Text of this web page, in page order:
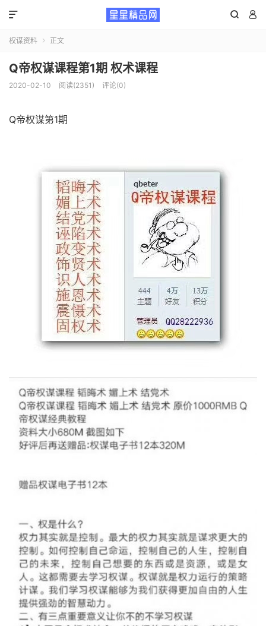
 

权谋资料  正文
Q帝权谋课程第1期 权术课程
2020-02-10 阅读(2351) 评论(0)
Q帝权谋第1期